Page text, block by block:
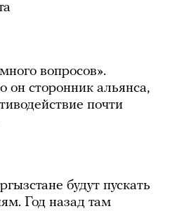
вопросов».
он сторонник альянса,
почти
будут пускать
Год назад там